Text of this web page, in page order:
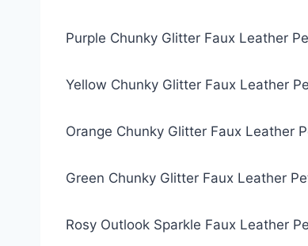
Purple Chunky Glitter Faux Leather
Yellow Chunky Glitter Faux Leather
Orange Chunky Glitter Faux Leather
Green Chunky Glitter Faux Leather
Rosy Outlook Sparkle Faux Leather